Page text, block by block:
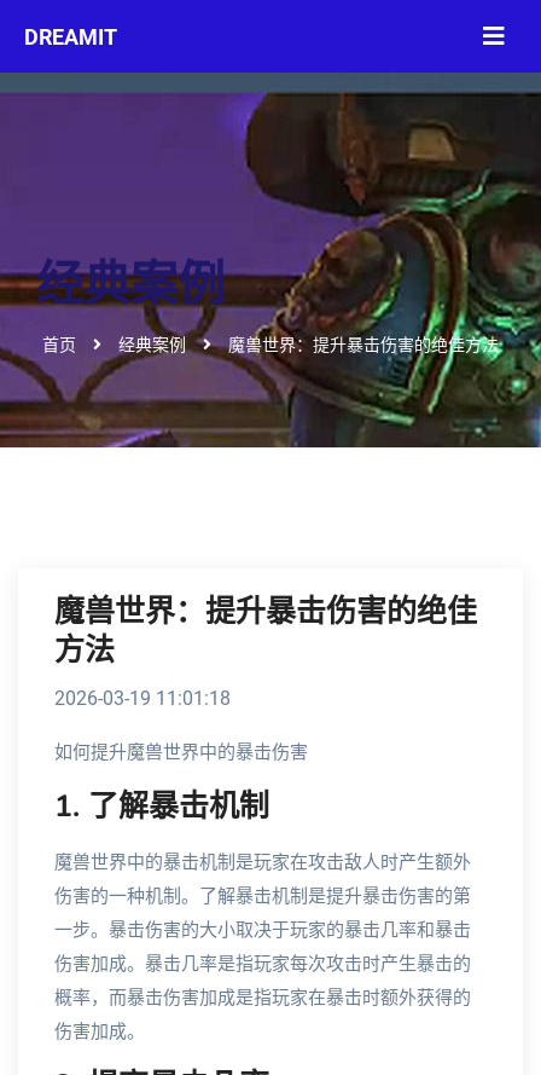
经典案例
首页 经典案例 魔兽世界：提升暴击伤害的绝佳方法
魔兽世界：提升暴击伤害的绝佳
方法
2026-03-19 11:01:18
如何提升魔兽世界中的暴击伤害
1. 了解暴击机制
魔兽世界中的暴击机制是玩家在攻击敌人时产生额外
伤害的一种机制。了解暴击机制是提升暴击伤害的第
一步。暴击伤害的大小取决于玩家的暴击几率和暴击
伤害加成。暴击几率是指玩家每次攻击时产生暴击的
概率，而暴击伤害加成是指玩家在暴击时额外获得的
伤害加成。